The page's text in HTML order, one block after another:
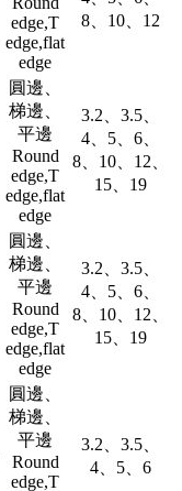
edge,T
edge,flat
edge
8、10、12
圓邊、
梯邊、
平邊
Round
edge,T
edge,flat
edge
3.2、3.5、
4、5、6、
8、10、12、
15、19
圓邊、
梯邊、
平邊
Round
edge,T
edge,flat
edge
3.2、3.5、
4、5、6、
8、10、12、
15、19
圓邊、
梯邊、
平邊
Round
edge,T
3.2、3.5、
4、5、6